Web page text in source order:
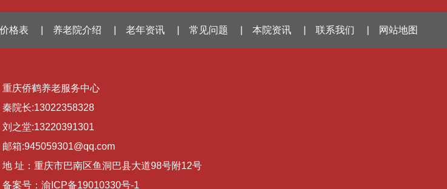
格表 养老院介绍 老年资讯 常见问题 本院资讯 联系我们 网站地图
重庆侨鹤养老服务中心
秦院长:13022358328
刘之堂:13220391301
邮箱:945059301@qq.com
地 址：重庆市巴南区鱼洞巴县大道98号附12号
备案号：渝ICP备19010330号-1